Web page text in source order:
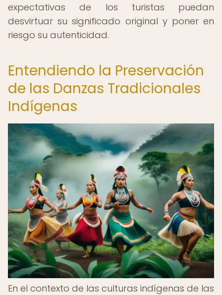
expectativas de los turistas puedan
desvirtuar su significado original y poner en
riesgo su autenticidad.
Entendiendo la Preservación
de las Danzas Tradicionales
Indígenas
En el contexto de las culturas indígenas de las